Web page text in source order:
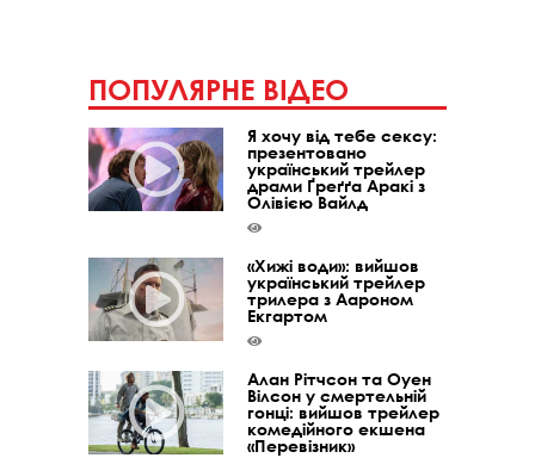
ПОПУЛЯРНЕ ВІДЕО
Я хочу від тебе сексу:
презентовано
український трейлер
драми Ґреґґа Аракі з
Олівією Вайлд
«Хижі води»: вийшов
український трейлер
трилера з Аароном
Екгартом
Алан Рітчсон та Оуен
Вілсон у смертельній
гонці: вийшов трейлер
комедійного екшена
«Перевізник»